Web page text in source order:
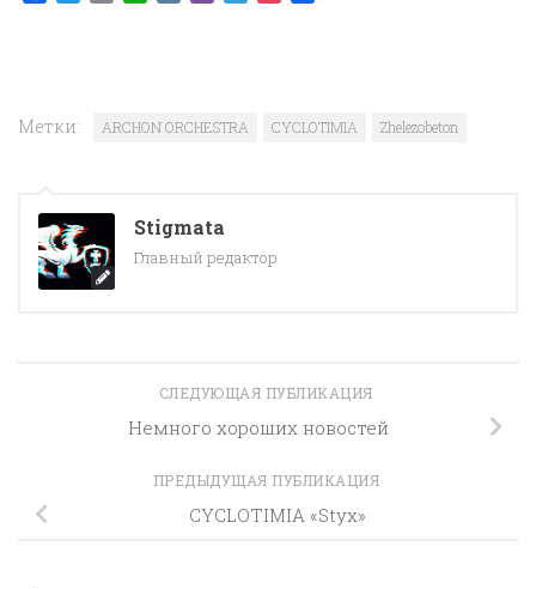
Метки: ARCHON ORCHESTRA CYCLOTIMIA Zhelezobeton
Stigmata
Главный редактор
СЛЕДУЮЩАЯ ПУБЛИКАЦИЯ
Немного хороших новостей
ПРЕДЫДУЩАЯ ПУБЛИКАЦИЯ
CYCLOTIMIA «Styx»